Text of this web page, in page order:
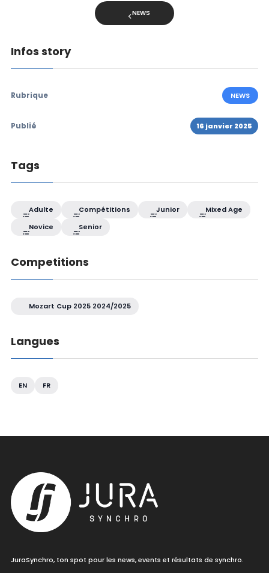
NEWS
Infos story
Rubrique NEWS
Publié 16 janvier 2025
Tags
Adulte Compétitions Junior
Mixed Age
Novice
Senior
Competitions
Mozart Cup 2025 2024/2025
Langues
EN FR
JuraSynchro, ton spot pour les news, events et résultats de synchro.